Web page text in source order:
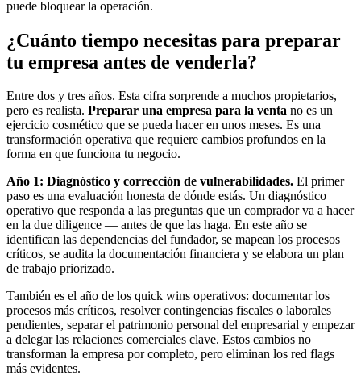
puede bloquear la operación.
¿Cuánto tiempo necesitas para preparar
tu empresa antes de venderla?
Entre dos y tres años. Esta cifra sorprende a muchos propietarios,
pero es realista. Preparar una empresa para la venta no es un
ejercicio cosmético que se pueda hacer en unos meses. Es una
transformación operativa que requiere cambios profundos en la
forma en que funciona tu negocio.
Año 1: Diagnóstico y corrección de vulnerabilidades. El primer
paso es una evaluación honesta de dónde estás. Un diagnóstico
operativo que responda a las preguntas que un comprador va a hacer
en la due diligence — antes de que las haga. En este año se
identifican las dependencias del fundador, se mapean los procesos
críticos, se audita la documentación financiera y se elabora un plan
de trabajo priorizado.
También es el año de los quick wins operativos: documentar los
procesos más críticos, resolver contingencias fiscales o laborales
pendientes, separar el patrimonio personal del empresarial y empezar
a delegar las relaciones comerciales clave. Estos cambios no
transforman la empresa por completo, pero eliminan los red flags
más evidentes.